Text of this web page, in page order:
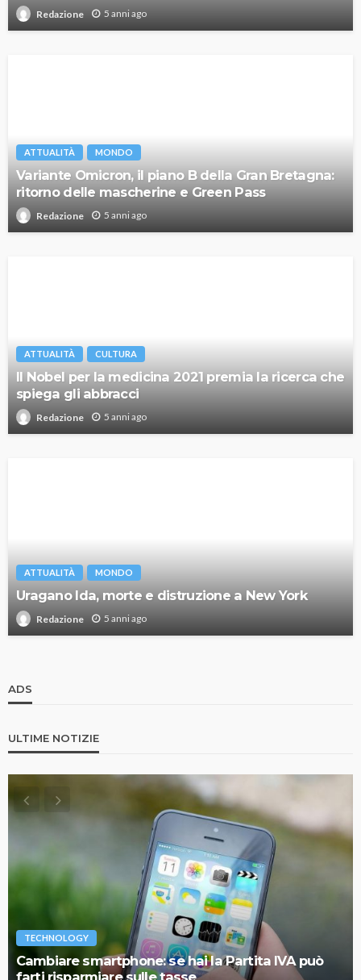
Redazione 5 anni ago
ATTUALITÀ MONDO
Variante Omicron, il piano B della Gran Bretagna:
ritorno delle mascherine e Green Pass
Redazione 5 anni ago
ATTUALITÀ CULTURA
Il Nobel per la medicina 2021 premia la ricerca che
spiega gli abbracci
Redazione 5 anni ago
ATTUALITÀ MONDO
Uragano Ida, morte e distruzione a New York
Redazione 5 anni ago
ADS
ULTIME NOTIZIE
TECHNOLOGY
Cambiare smartphone: se hai la Partita IVA può